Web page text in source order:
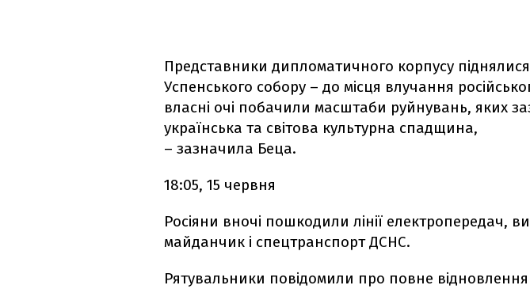
Представники дипломатичного корпусу
Успенського собору – до місця влучання
власні очі побачили масштаби руйнувань, яких
українська та світова культурна спадщина,
– зазначила Беца.
18:05, 15 червня
Росіяни вночі пошкодили лінії електропередач,
майданчик і спецтранспорт ДСНС.
Рятувальники повідомили про повне відновлення